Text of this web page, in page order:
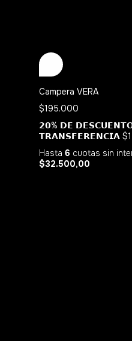
Campera VERA
$195.000
𝟮𝟬% 𝗗𝗘
𝗧𝗥𝗔𝗡𝗦𝗙𝗘𝗥𝗘𝗡𝗖𝗜𝗔
Hasta6 cuotas sin
$32.500,00